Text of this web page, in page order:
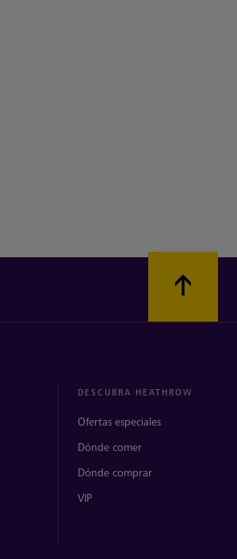
DESCUBRA HEATHROW
Ofertas especiales
Dónde comer
Dónde comprar
VIP